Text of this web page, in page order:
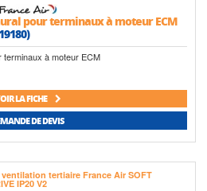
pour terminaux à moteur ECM
à moteur ECM
LA FICHE
DE DEVIS